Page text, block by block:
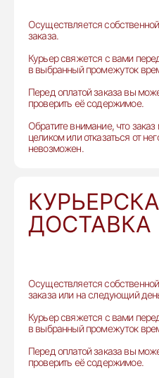
Осуществляется
заказа.
Курьер свяжется с вами
в выбранный промежуток
Перед оплатой заказа вы
проверить её содержимое.
Обратите внимание, что
целиком или отказаться от
невозможен.
ДОСТАВКА
Осуществляется
заказа или на следующий
Курьер свяжется с вами
в выбранный промежуток
Перед оплатой заказа вы
проверить её содержимое.